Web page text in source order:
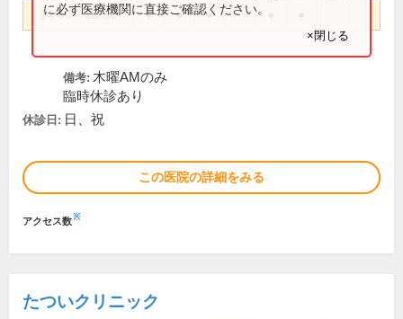
14:00～18:30 ● ● ●
に必ず医療機関に直接ご確認ください。
×閉じる
備考: 木曜AMのみ
臨時休診あり
休診日: 日、祝
この医院の詳細をみる
アクセス数※
たついクリニック